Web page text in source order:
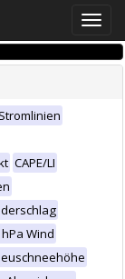
Toggle
CAPE/LI
Wind